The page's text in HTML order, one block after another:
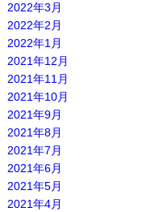
2022年3月
2022年2月
2022年1月
2021年12月
2021年11月
2021年10月
2021年9月
2021年8月
2021年7月
2021年6月
2021年5月
2021年4月